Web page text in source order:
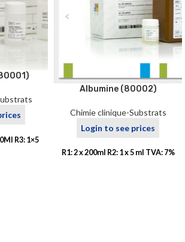
R3: 1×5
Albumine (80002)
Chimie clinique-Substrats
Login to see prices
R1: 2 x 200ml R2: 1 x 5 ml TVA: 7%